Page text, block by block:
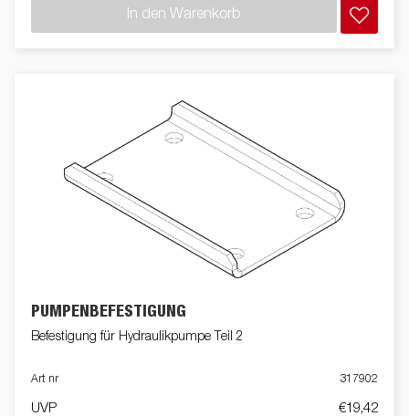
In den Warenkorb
PUMPENBEFESTIGUNG
Befestigung für Hydraulikpumpe Teil 2
Art nr 317902
UVP €19,42